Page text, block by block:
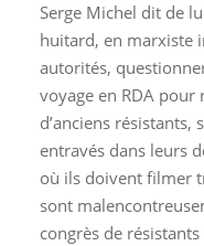
Serge Michel dit de
huitard, en marxiste
autorités,
voyage en RDA pour
d’anciens résistants,
entravés dans leurs
où ils doivent filmer
sont
congrès de